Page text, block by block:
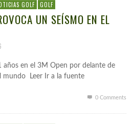
GOLF GOLF
UN SEÍSMO EN EL
años en el 3M Open por delante de
mundo Leer Ir a la fuente
0 Comments